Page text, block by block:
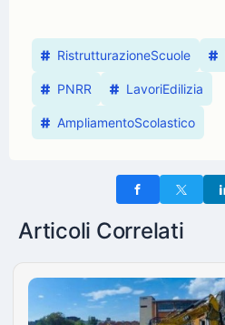
RistrutturazioneScuole
PNRR LavoriEdilizia
AmpliamentoScolastico
Articoli Correlati